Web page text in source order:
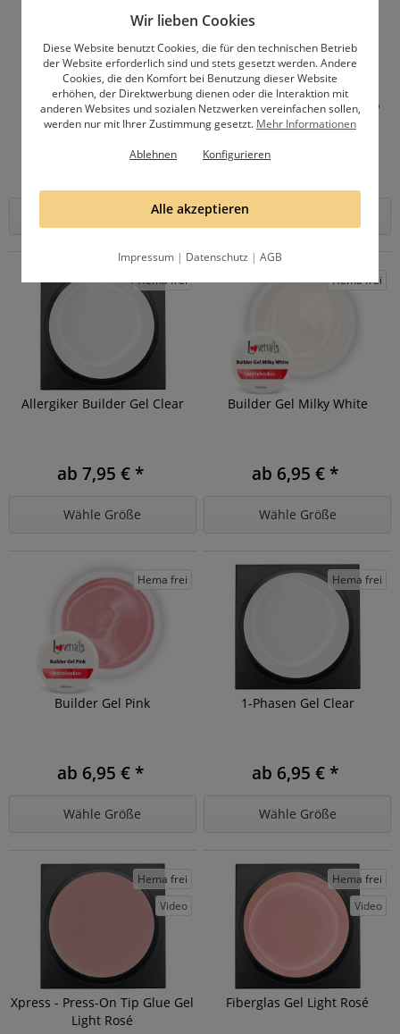
Allergiker Builder Gel Milky
White
Quick Finish High Gloss Pro
15ml
Hema frei
Allergiker Builder Gel Clear
ab 7,95 € *
Wähle Größe
Hema frei
Builder Gel Milky White
ab 6,95 € *
Wähle Größe
Hema frei
Builder Gel Pink
ab 6,95 € *
Wähle Größe
Hema frei
1-Phasen Gel Clear
ab 6,95 € *
Wähle Größe
Hema frei
Video
Xpress - Press-On Tip Glue Gel
Light Rosé
Hema frei
Video
Fiberglas Gel Light Rosé
Wir lieben Cookies
Diese Website benutzt Cookies, die für den technischen Betrieb
der Website erforderlich sind und stets gesetzt werden. Andere
Cookies, die den Komfort bei Benutzung dieser Website
erhöhen, der Direktwerbung dienen oder die Interaktion mit
anderen Websites und sozialen Netzwerken vereinfachen sollen,
werden nur mit Ihrer Zustimmung gesetzt. Mehr Informationen
Ablehnen
Konfigurieren
Alle akzeptieren
Impressum | Datenschutz | AGB